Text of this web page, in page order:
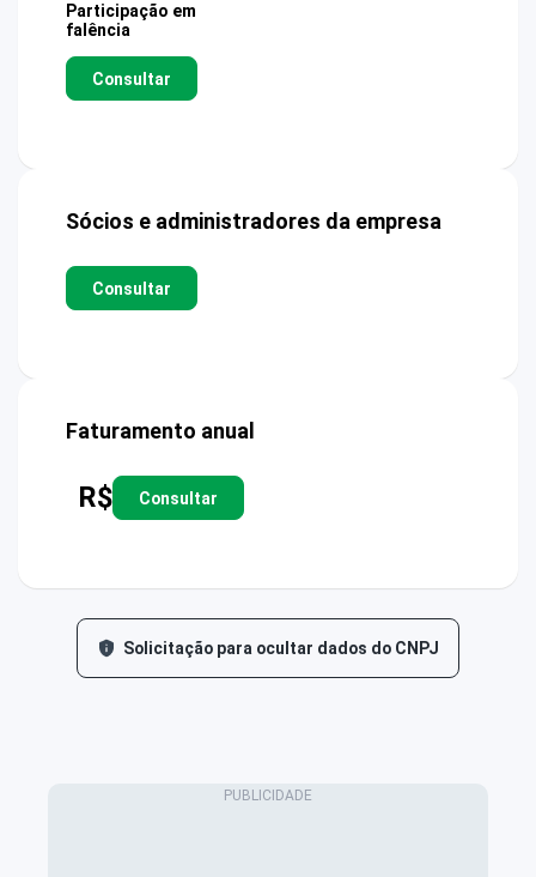
Participação em
falência
Consultar
Sócios e administradores da empresa
Consultar
Faturamento anual
R$ Consultar
Solicitação para ocultar dados do CNPJ